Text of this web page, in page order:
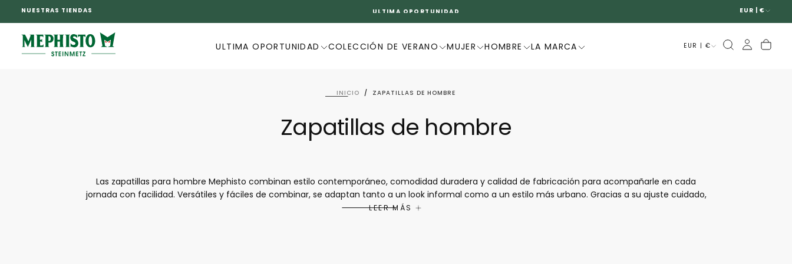
SALTAR
AL
NUESTRAS TIENDAS ULTIMA OPORTUNIDAD EUR | €
ULTIMA OPORTUNIDAD COLECCIÓN DE VERANO MUJER HOMBRE LA MARCA EUR | €
INICIO / ZAPATILLAS DE HOMBRE
Zapatillas de hombre
Las zapatillas para hombre Mephisto combinan estilo contemporáneo, comodidad duradera y calidad de fabricación para acompañarle en cada
jornada con facilidad. Versátiles y fáciles de combinar, se adaptan tanto a un look informal como a un estilo más urbano. Gracias a su ajuste cuidado,
sus materiales de alta calidad y su diseño pensado para el bienestar, ofrecen un excelente confort al caminar en el día a día. Modernas, prácticas y
LEER MÁS